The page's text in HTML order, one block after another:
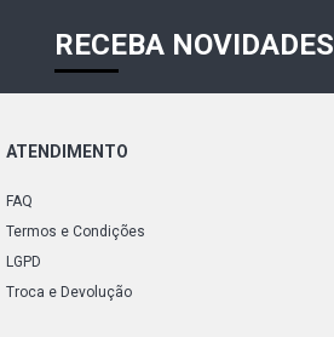
RECEBA NOVIDADES
ATENDIMENTO
FAQ
Termos e Condições
LGPD
Troca e Devolução